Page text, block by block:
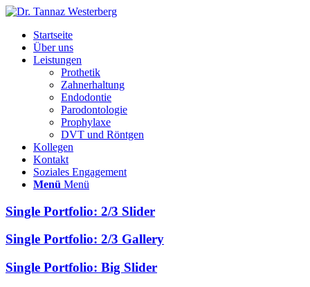
Startseite
Über uns
Leistungen
Prothetik
Zahnerhaltung
Endodontie
Parodontologie
Prophylaxe
DVT und Röntgen
Kollegen
Kontakt
Soziales Engagement
Menü Menü
Single Portfolio: 2/3 Slider
Single Portfolio: 2/3 Gallery
Single Portfolio: Big Slider